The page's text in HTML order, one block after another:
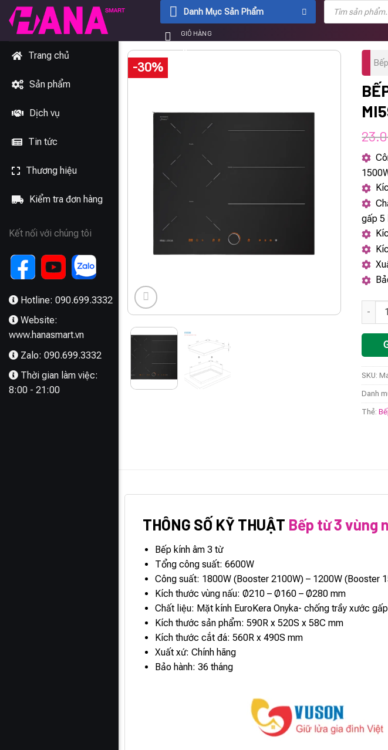
Chuyển
đến
dung
Danh Mục Sản Phẩm
Tìm
kiếm
phẩm
GIỎ HÀNG
0₫
Trang chủ
Sản phẩm
Dịch vụ
Tin tức
Thương hiệu
Kiểm tra đơn hàng
Kết nối với chúng tôi
Hotline: 090.699.3332
Website:
www.hanasmart.vn
Zalo: 090.699.3332
Thời gian làm việc:
8:00 - 21:00
-30%
gấp 5
Bếp
SKU:
Danh
Thẻ:
THÔNG SỐ KỸ THUẬT Bếp từ 3 vùng
Bếp kính âm 3 từ
Tổng công suất: 6600W
Công suất: 1800W (Booster 2100W) – 1200W (Booster
Kích thước vùng nấu: Ø210 – Ø160 – Ø280 mm
Chất liệu: Mặt kính EuroKera Onyka- chống trầy xước
Kích thước sản phẩm: 590R x 520S x 58C mm
Kích thước cắt đá: 560R x 490S mm
Xuất xứ: Chính hãng
Bảo hành: 36 tháng